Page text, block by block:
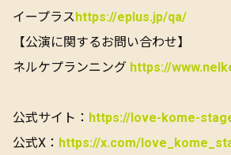
イープラスhttps://eplus.jp/qa/
【公演に関するお問い合わせ】
ネルケプランニング https://
公式サイト： https://love-kome-
公式X： https://x.com/